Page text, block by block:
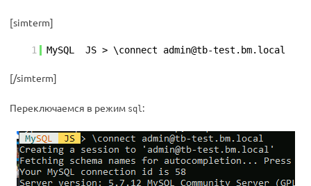
[simterm]
1 MySQL JS > \connect admin@tb-test.bm.local
[/simterm]
Переключаемся в режим sql: